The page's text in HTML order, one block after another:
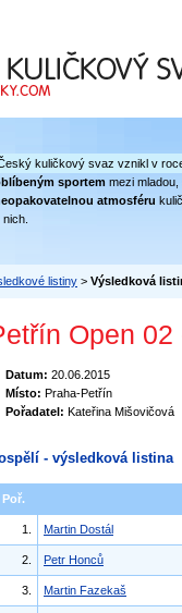
kuličkový svaz vznikl v
sportem mezi
atmosféru
nich.
listiny > Výsledková
Open
Datum: 20.06.2015
Místo: Praha-Petřín
Pořadatel: Kateřina Mišovičová
- výsledková listina
Poř.
1. Martin Dostál
2. Petr Honců
3. Martin Fazekaš